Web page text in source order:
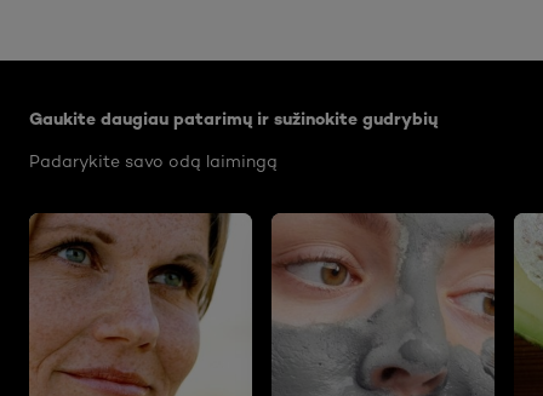
Gaukite daugiau patarimų ir sužinokite gudrybių
Padarykite savo odą laimingą